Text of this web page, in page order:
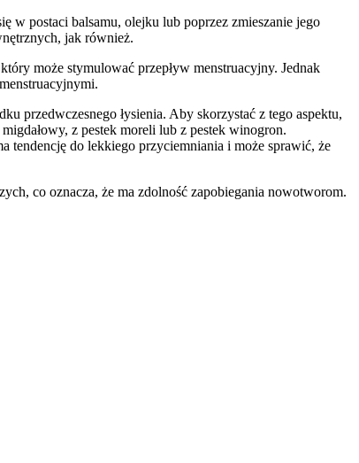
w postaci balsamu, olejku lub poprzez zmieszanie jego
jak również.
może stymulować przepływ menstruacyjny. Jednak
przedwczesnego łysienia. Aby skorzystać z tego aspektu,
z pestek moreli lub z pestek winogron.
tendencję do lekkiego przyciemniania i może sprawić, że
co oznacza, że ma zdolność zapobiegania nowotworom.